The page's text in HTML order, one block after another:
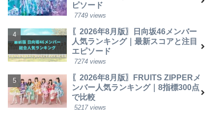
ピソード
7749 views
〖2026年8月版〗日向坂46メンバー
人気ランキング｜最新スコアと注目
エピソード
7274 views
〖2026年8月版〗FRUITS ZIPPERメ
ンバー人気ランキング｜8指標300点
で比較
5217 views